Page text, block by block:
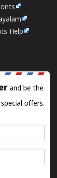
Help
and be the
offers.